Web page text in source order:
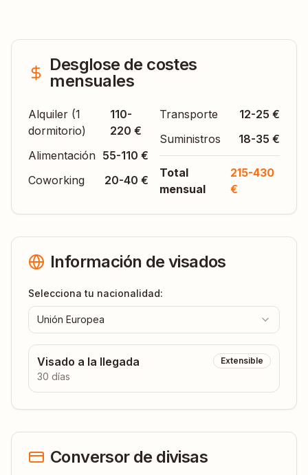
Desglose de costes
mensuales
Alquiler (1
dormitorio)
110-
220 €
Alimentación 55-110 €
Coworking
20-40 €
Transporte
12-25 €
Suministros
18-35 €
Total
mensual
215-430
€
Información de visados
Selecciona tu nacionalidad:
Unión Europea
Visado a la llegada
30 días
Extensible
Conversor de divisas